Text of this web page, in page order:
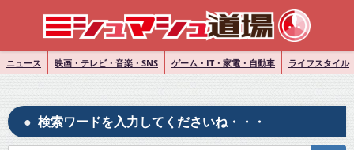
ニュース 映画・テレビ・音楽・SNS ゲーム・IT・家電・自動車 ライフスタイル
検索ワードを入力してくださいね・・・